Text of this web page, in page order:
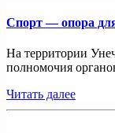
Спорт — опора
На территории
полномочия
Читать далее